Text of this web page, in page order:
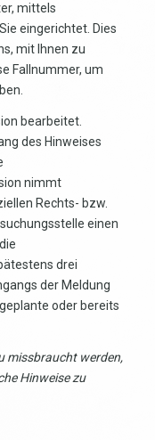
mittels
eingerichtet. Dies
mit Ihnen zu
Fallnummer, um
bearbeitet.
des Hinweises
nimmt
Rechts- bzw.
einen
drei
der Meldung
oder bereits
missbraucht werden,
Hinweise zu